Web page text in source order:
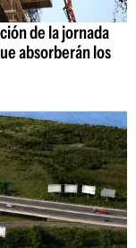
de la jornada
absorberán los